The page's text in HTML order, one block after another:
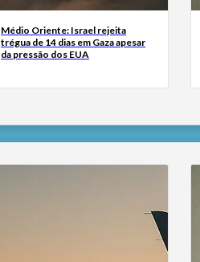
Médio Oriente: Israel rejeita
trégua de 14 dias em Gaza apesar
da pressão dos EUA